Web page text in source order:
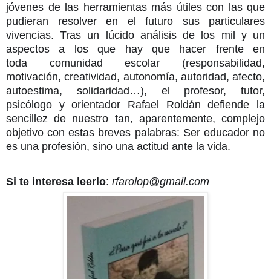
jóvenes de las herramientas más útiles con las que
pudieran resolver en el futuro sus particulares
vivencias. Tras un lúcido análisis de los mil y un
aspectos a los que hay que hacer frente en
toda comunidad escolar (responsabilidad,
motivación, creatividad, autonomía, autoridad, afecto,
autoestima, solidaridad…), el profesor, tutor,
psicólogo y orientador Rafael Roldán defiende la
sencillez de nuestro tan, aparentemente, complejo
objetivo con estas breves palabras: Ser educador no
es una profesión, sino una actitud ante la vida.
Si te interesa leerlo: rfarolop@gmail.com